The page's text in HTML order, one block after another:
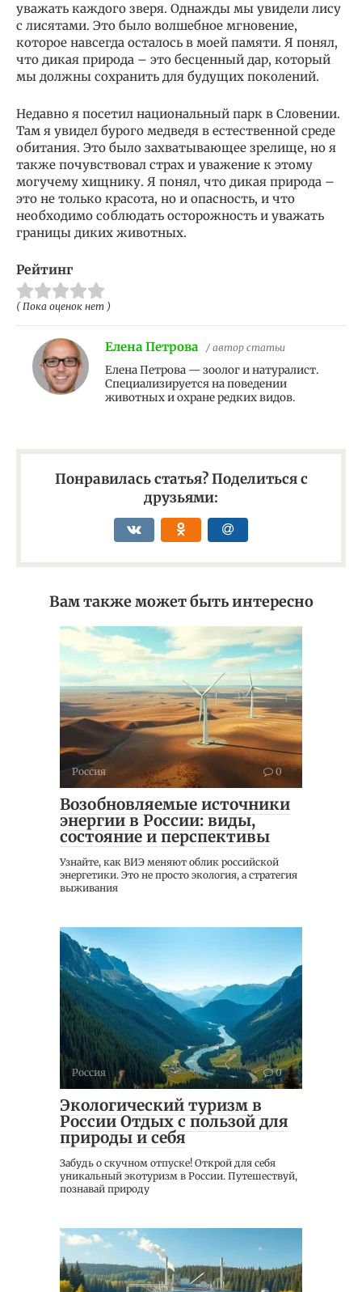
уважать каждого зверя. Однажды мы увидели лису
с лисятами. Это было волшебное мгновение,
которое навсегда осталось в моей памяти. Я понял,
что дикая природа – это бесценный дар, который
мы должны сохранить для будущих поколений.
Недавно я посетил национальный парк в Словении.
Там я увидел бурого медведя в естественной среде
обитания. Это было захватывающее зрелище, но я
также почувствовал страх и уважение к этому
могучему хищнику. Я понял, что дикая природа –
это не только красота, но и опасность, и что
необходимо соблюдать осторожность и уважать
границы диких животных.
Рейтинг
( Пока оценок нет )
Елена Петрова / автор статьи
Елена Петрова — зоолог и натуралист.
Специализируется на поведении
животных и охране редких видов.
Понравилась статья? Поделиться с
друзьями:
Вам также может быть интересно
Россия 0
Возобновляемые источники
энергии в России: виды,
состояние и перспективы
Узнайте, как ВИЭ меняют облик российской
энергетики. Это не просто экология, а стратегия
выживания
Россия 0
Экологический туризм в
России Отдых с пользой для
природы и себя
Забудь о скучном отпуске! Открой для себя
уникальный экотуризм в России. Путешествуй,
познавай природу